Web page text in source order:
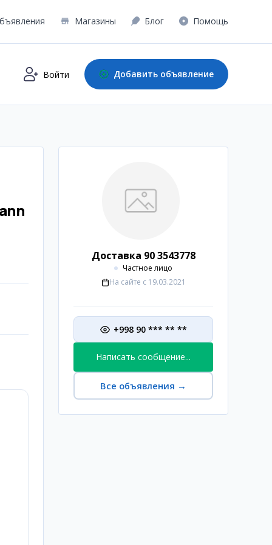
Магазины Блог Помощь
Войти Добавить объявление
Доставка 90 3543778
Частное лицо
На сайте с 19.03.2021
+998 90 *** ** **
Написать сообщение...
Все объявления →